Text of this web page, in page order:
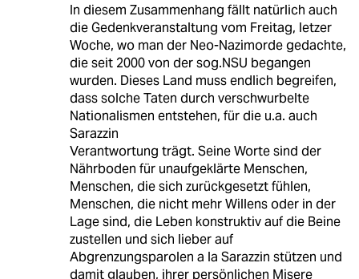
In diesem Zusammenhang fällt natürlich auch
die Gedenkveranstaltung vom Freitag, letzer
Woche, wo man der Neo-Nazimorde gedachte,
die seit 2000 von der sog.NSU begangen
wurden. Dieses Land muss endlich begreifen,
dass solche Taten durch verschwurbelte
Nationalismen entstehen, für die u.a. auch
Sarazzin
Verantwortung trägt. Seine Worte sind der
Nährboden für unaufgeklärte Menschen,
Menschen, die sich zurückgesetzt fühlen,
Menschen, die nicht mehr Willens oder in der
Lage sind, die Leben konstruktiv auf die Beine
zustellen und sich lieber auf
Abgrenzungsparolen a la Sarazzin stützen und
damit glauben, ihrer persönlichen Misere